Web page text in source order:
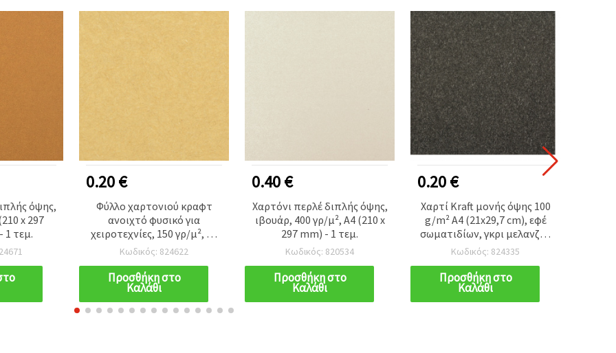
όψης,
x 297
1 τεμ.
0.20 €
Φύλλο χαρτονιού κραφτ
ανοιχτό φυσικό για
χειροτεχνίες, 150 γρ/μ², A4
(210 x 297 mm) - 1 τεμ.
Κωδικός: 824622
Προσθήκη στο
Καλάθι
0.40 €
Χαρτόνι περλέ διπλής όψης,
ιβουάρ, 400 γρ/μ², A4 (210 x
297 mm) - 1 τεμ.
Κωδικός: 820534
Προσθήκη στο
Καλάθι
0.20 €
Χαρτί Kraft μονής όψης 100
g/m² A4 (21x29,7 cm), εφέ
σωματιδίων, γκρι μελανζέ -
1 τεμ.
Κωδικός: 824335
Προσθήκη στο
Καλάθι